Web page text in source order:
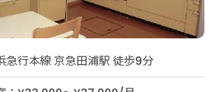
急行本線 京急田浦駅 徒歩9分